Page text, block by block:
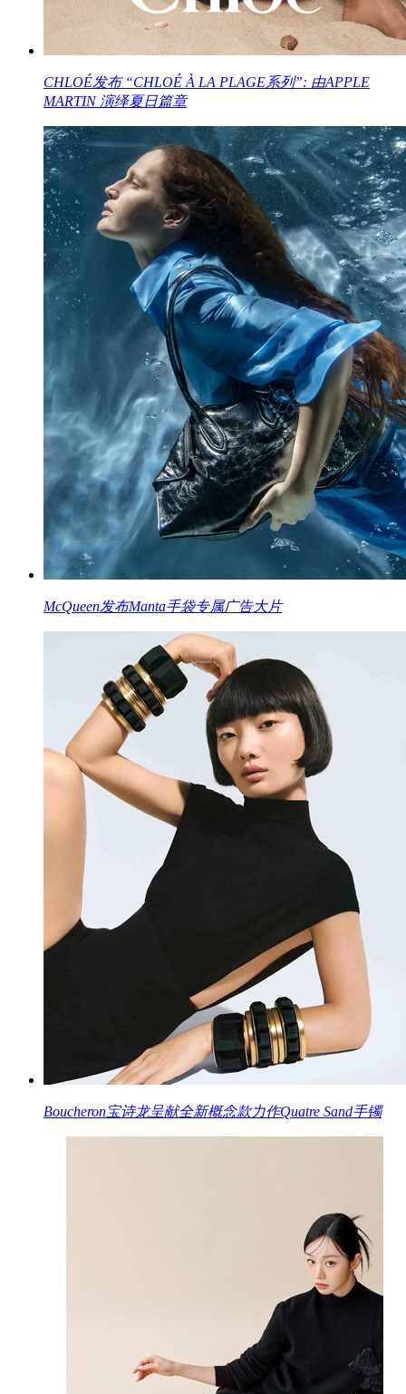
CHLOÉ发布 “CHLOÉ À LA PLAGE系列”: 由APPLE
MARTIN 演绎夏日篇章
McQueen发布Manta手袋专属广告大片
Boucheron宝诗龙呈献全新概念款力作Quatre Sand手镯